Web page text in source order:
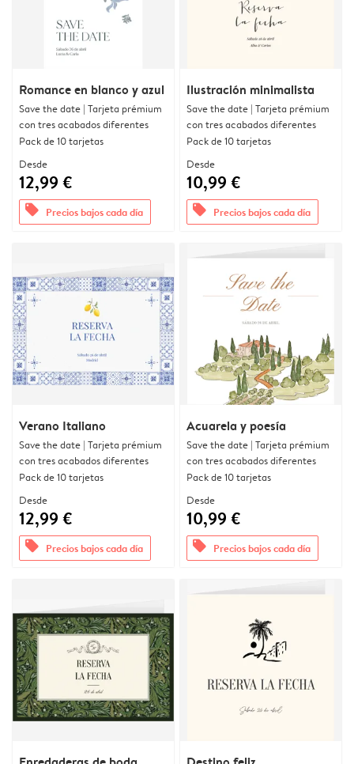
Romance en blanco y azul
Save the date | Tarjeta prémium
con tres acabados diferentes
Pack de 10 tarjetas
Desde
12,99 €
offers Precios bajos cada día
Ilustración minimalista
Save the date | Tarjeta prémium
con tres acabados diferentes
Pack de 10 tarjetas
Desde
10,99 €
offers Precios bajos cada día
Verano Italiano
Save the date | Tarjeta prémium
con tres acabados diferentes
Pack de 10 tarjetas
Desde
12,99 €
offers Precios bajos cada día
Acuarela y poesía
Save the date | Tarjeta prémium
con tres acabados diferentes
Pack de 10 tarjetas
Desde
10,99 €
offers Precios bajos cada día